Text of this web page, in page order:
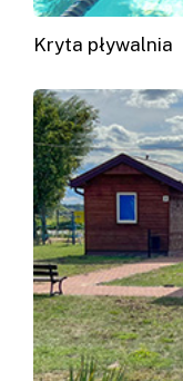
Kryta pływalnia